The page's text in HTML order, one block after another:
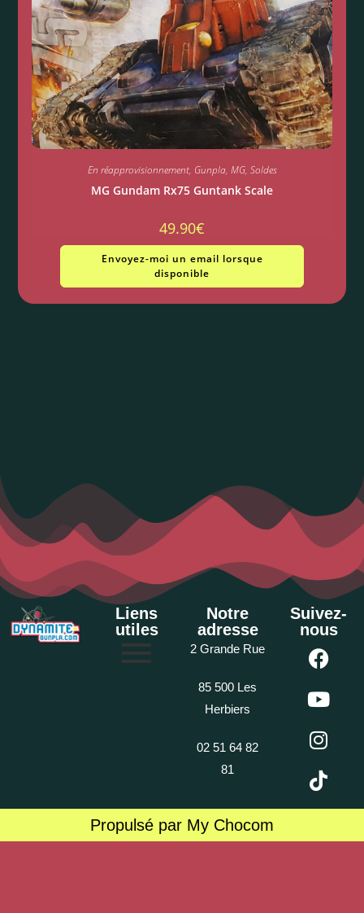
En réapprovisionnement, Gunpla, MG, Soldes
MG Gundam Rx75 Guntank Scale
49.90€
Envoyez-moi un email lorsque
disponible
Liens
utiles
Notre
adresse
2 Grande Rue
85 500 Les
Herbiers
02 51 64 82
81
Suivez-
nous
Propulsé par My Chocom